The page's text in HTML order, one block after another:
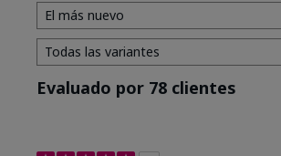
Evaluado por 78 clientes